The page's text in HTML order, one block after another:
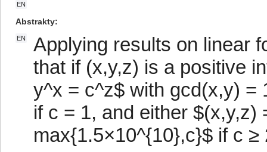
EN
Abstrakty
EN
Applying results on linear
that if (x,y,z) is a positive
y^x = c^z$ with gcd(x,y) =
if c = 1, and either
max{1.5×10^{10},c}$ if c ≥